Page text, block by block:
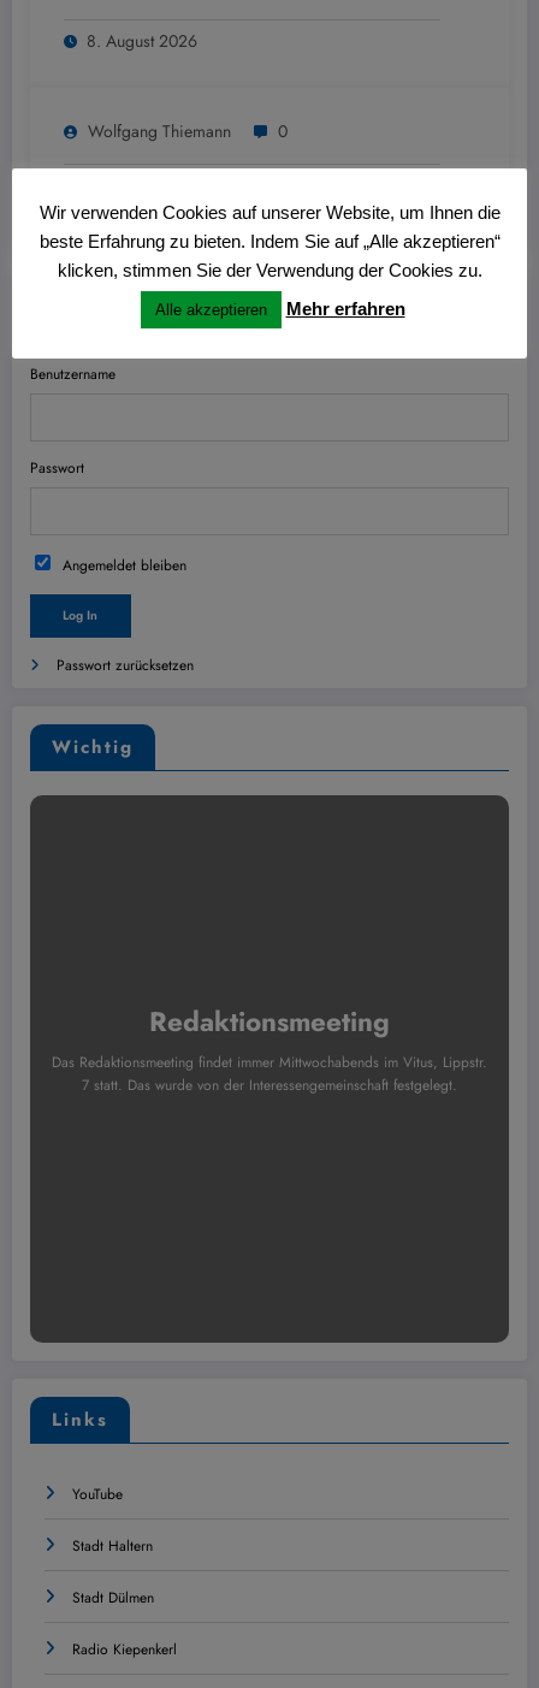
8. August 2026
Wolfgang Thiemann 0
Anmelden
Benutzername
Passwort
Angemeldet bleiben
Passwort zurücksetzen
Wichtig
Redaktionsmeeting
Das Redaktionsmeeting findet immer Mittwochabends im Vitus, Lippstr.
7 statt. Das wurde von der Interessengemeinschaft festgelegt.
Links
YouTube
Stadt Haltern
Stadt Dülmen
Radio Kiepenkerl
Wir verwenden Cookies auf unserer Website, um Ihnen die
beste Erfahrung zu bieten. Indem Sie auf „Alle akzeptieren“
klicken, stimmen Sie der Verwendung der Cookies zu.
Alle akzeptieren Mehr erfahren